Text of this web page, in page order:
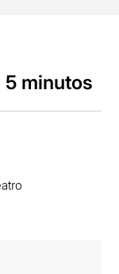
5 minutos